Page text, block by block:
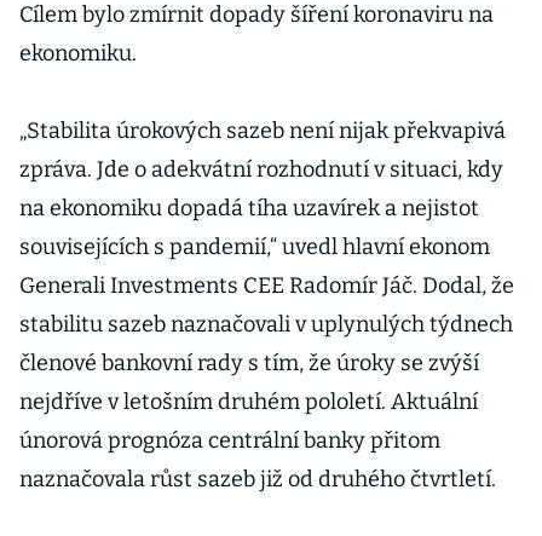
Cílem bylo zmírnit dopady šíření koronaviru na
ekonomiku.
„Stabilita úrokových sazeb není nijak překvapivá
zpráva. Jde o adekvátní rozhodnutí v situaci, kdy
na ekonomiku dopadá tíha uzavírek a nejistot
souvisejících s pandemií,“ uvedl hlavní ekonom
Generali Investments CEE Radomír Jáč. Dodal, že
stabilitu sazeb naznačovali v uplynulých týdnech
členové bankovní rady s tím, že úroky se zvýší
nejdříve v letošním druhém pololetí. Aktuální
únorová prognóza centrální banky přitom
naznačovala růst sazeb již od druhého čtvrtletí.